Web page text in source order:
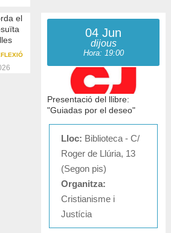
el
04 Jun
dijous
Hora: 19:00
Presentació del llibre:
"Guiadas por el deseo"
Lloc: Biblioteca - C/
Roger de Llúria, 13
(Segon pis)
Organitza:
Cristianisme i
Justícia